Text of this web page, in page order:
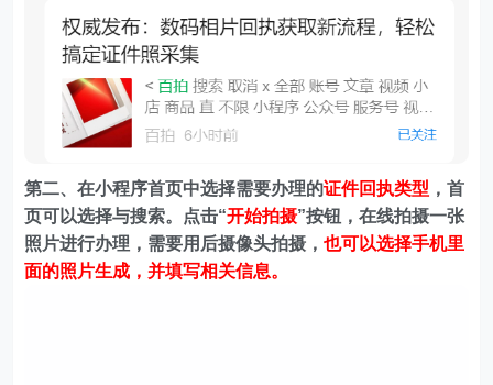
第二、在小程序首页中选择需要办理的证件回执类型 ，首
页可以选择与搜索。
点击“开始拍摄”按钮，在线拍摄一张
照片进行办理，需要用后摄像头拍摄，也可以选择手机里
面的照片生成，并填写相关信息。